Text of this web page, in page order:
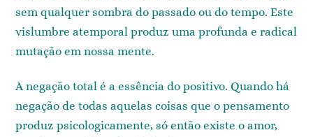
sem qualquer sombra do passado ou do tempo. Este
vislumbre atemporal produz uma profunda e radical
mutação em nossa mente.
A negação total é a essência do positivo. Quando há
negação de todas aquelas coisas que o pensamento
produz psicologicamente, só então existe o amor,